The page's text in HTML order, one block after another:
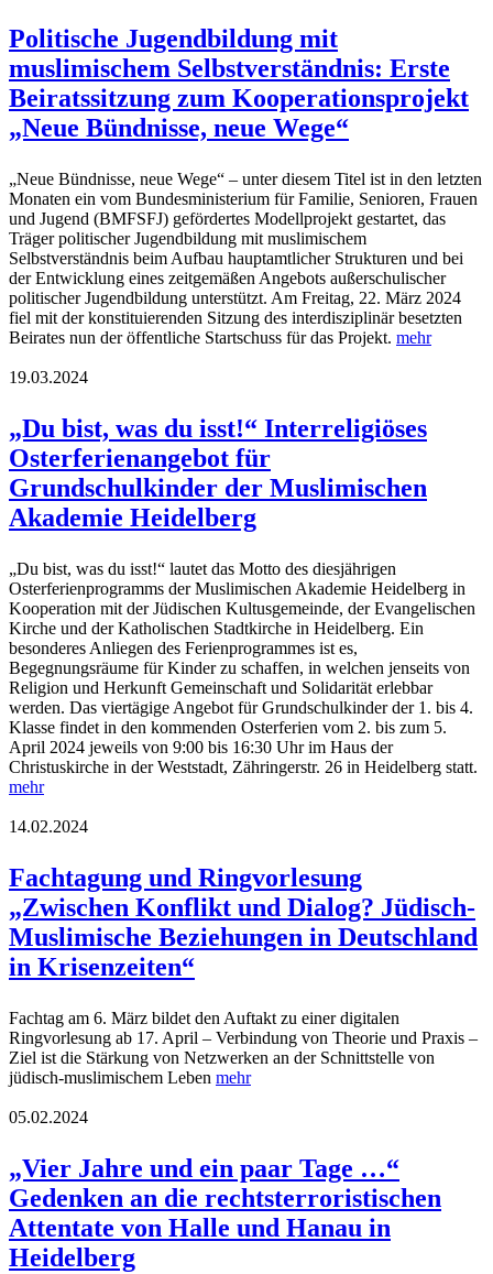
Politische Jugendbildung mit
muslimischem Selbstverständnis: Erste
Beiratssitzung zum Kooperationsprojekt
„Neue Bündnisse, neue Wege“
„Neue Bündnisse, neue Wege“ – unter diesem Titel ist in den letzten
Monaten ein vom Bundesministerium für Familie, Senioren, Frauen
und Jugend (BMFSFJ) gefördertes Modellprojekt gestartet, das
Träger politischer Jugendbildung mit muslimischem
Selbstverständnis beim Aufbau hauptamtlicher Strukturen und bei
der Entwicklung eines zeitgemäßen Angebots außerschulischer
politischer Jugendbildung unterstützt. Am Freitag, 22. März 2024
fiel mit der konstituierenden Sitzung des interdisziplinär besetzten
Beirates nun der öffentliche Startschuss für das Projekt. mehr
19.03.2024
„Du bist, was du isst!“ Interreligiöses
Osterferienangebot für
Grundschulkinder der Muslimischen
Akademie Heidelberg
„Du bist, was du isst!“ lautet das Motto des diesjährigen
Osterferienprogramms der Muslimischen Akademie Heidelberg in
Kooperation mit der Jüdischen Kultusgemeinde, der Evangelischen
Kirche und der Katholischen Stadtkirche in Heidelberg. Ein
besonderes Anliegen des Ferienprogrammes ist es,
Begegnungsräume für Kinder zu schaffen, in welchen jenseits von
Religion und Herkunft Gemeinschaft und Solidarität erlebbar
werden. Das viertägige Angebot für Grundschulkinder der 1. bis 4.
Klasse findet in den kommenden Osterferien vom 2. bis zum 5.
April 2024 jeweils von 9:00 bis 16:30 Uhr im Haus der
Christuskirche in der Weststadt, Zähringerstr. 26 in Heidelberg statt.
mehr
14.02.2024
Fachtagung und Ringvorlesung
„Zwischen Konflikt und Dialog? Jüdisch-
Muslimische Beziehungen in Deutschland
in Krisenzeiten“
Fachtag am 6. März bildet den Auftakt zu einer digitalen
Ringvorlesung ab 17. April – Verbindung von Theorie und Praxis –
Ziel ist die Stärkung von Netzwerken an der Schnittstelle von
jüdisch-muslimischem Leben mehr
05.02.2024
„Vier Jahre und ein paar Tage …“
Gedenken an die rechtsterroristischen
Attentate von Halle und Hanau in
Heidelberg